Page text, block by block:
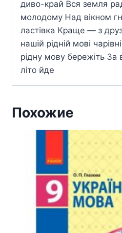
диво-край Вся земля
молодому Над вікном
ластівка Краще — з
нашій рідній мові
рідну мову бережіть За
літо йде
Похожие